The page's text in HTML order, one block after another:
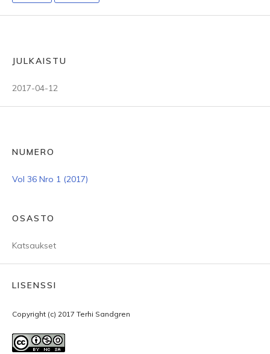
JULKAISTU
2017-04-12
NUMERO
Vol 36 Nro 1 (2017)
OSASTO
Katsaukset
LISENSSI
Copyright (c) 2017 Terhi Sandgren